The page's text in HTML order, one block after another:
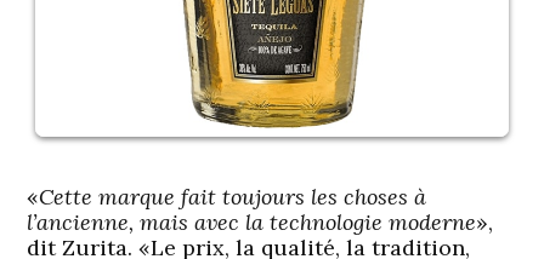
«Cette marque fait toujours les choses à
l’ancienne, mais avec la technologie moderne»,
dit Zurita. «Le prix, la qualité, la tradition,